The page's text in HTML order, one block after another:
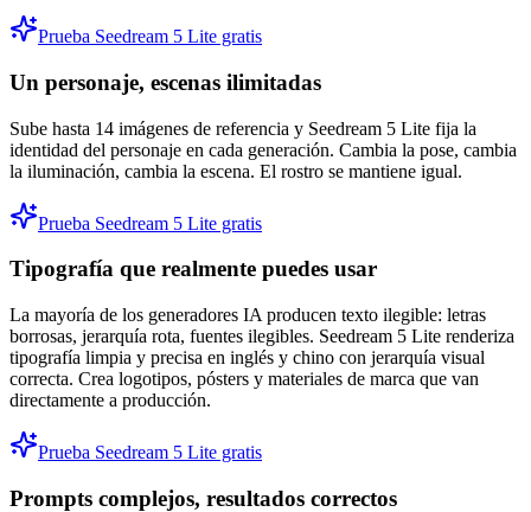
Prueba Seedream 5 Lite gratis
Un personaje, escenas ilimitadas
Sube hasta 14 imágenes de referencia y Seedream 5 Lite fija la
identidad del personaje en cada generación. Cambia la pose, cambia
la iluminación, cambia la escena. El rostro se mantiene igual.
Prueba Seedream 5 Lite gratis
Tipografía que realmente puedes usar
La mayoría de los generadores IA producen texto ilegible: letras
borrosas, jerarquía rota, fuentes ilegibles. Seedream 5 Lite renderiza
tipografía limpia y precisa en inglés y chino con jerarquía visual
correcta. Crea logotipos, pósters y materiales de marca que van
directamente a producción.
Prueba Seedream 5 Lite gratis
Prompts complejos, resultados correctos